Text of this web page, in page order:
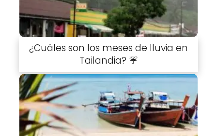
¿Cuáles son los meses de lluvia en
Tailandia? ☔️